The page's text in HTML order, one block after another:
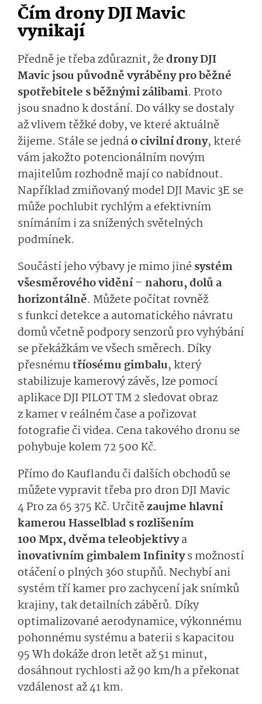
Čím drony DJI Mavic
vynikají
Předně je třeba zdůraznit, žedrony DJI
Mavic jsou původně vyráběny pro běžné
spotřebitele s běžnými zálibami. Proto
jsou snadno k dostání. Do války se dostaly
až vlivem těžké doby, ve které aktuálně
žijeme. Stále se jednáo civilní drony, které
vám jakožto potencionálním novým
majitelům rozhodně mají co nabídnout.
Například zmiňovaný model DJI Mavic 3E se
může pochlubit rychlým a efektivním
snímáním i za snížených světelných
podmínek.
Součástí jeho výbavy je mimo jinésystém
všesměrového vidění – nahoru, dolů a
horizontálně. Můžete počítat rovněž
s funkcí detekce a automatického návratu
domů včetně podpory senzorů pro vyhýbání
se překážkám ve všech směrech. Díky
přesnémutříosému gimbalu, který
stabilizuje kamerový závěs, lze pomocí
aplikace DJI PILOT TM 2 sledovat obraz
z kamer v reálném čase a pořizovat
fotografie či videa. Cena takového dronu se
pohybuje kolem 72 500 Kč.
Přímo do Kauflandu či dalších obchodů se
můžete vypravit třeba pro dron DJI Mavic
4 Pro za 65 375 Kč. Určitězaujme hlavní
kamerou Hasselblad s rozlišením
100 Mpx, dvěma teleobjektivya
inovativním gimbalem Infinitys možností
otáčení o plných 360 stupňů. Nechybí ani
systém tří kamer pro zachycení jak snímků
krajiny, tak detailních záběrů. Díky
optimalizované aerodynamice, výkonnému
pohonnému systému a baterii s kapacitou
95 Wh dokáže dron letět až 51 minut,
dosáhnout rychlosti až 90 km/h a překonat
vzdálenost až 41 km.